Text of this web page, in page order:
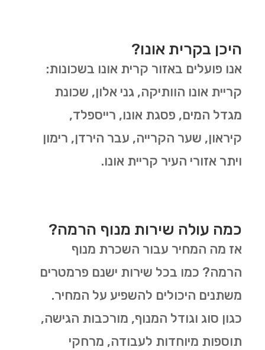
היכן בקרית אונו?
אנו פועלים באזור קרית אונו בשכונות:
קריית אונו הוותיקה, גני אלון, שכונת
מגדל המים, פסגת אונו, רייספלד,
קיראון, שער הקרייה, עבר הירדן, רימון
ויתר אזורי העיר קריית אונו.
כמה עולה שירות מנוף הרמה?
אז מה המחיר עבור השכרת מנוף
הרמה? כמו בכל שירות ישנם פרמטרים
משתנים היכולים להשפיע על המחיר.
כגון סוג וגודל המנוף, מורכבות הגישה,
תוספות מיוחדות לעבודה, מרחקי